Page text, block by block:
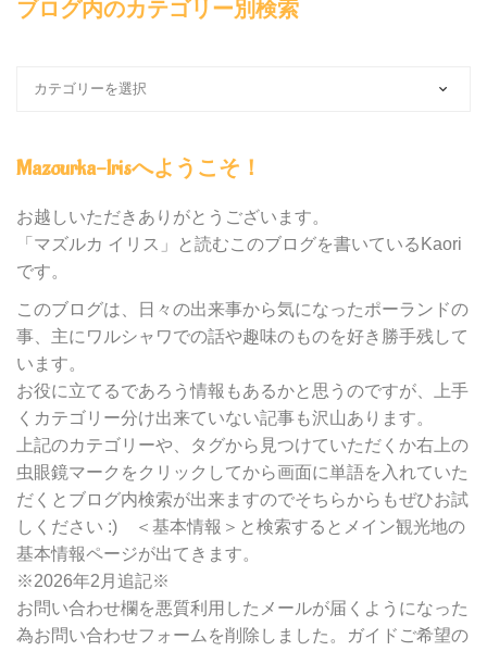
ブログ内のカテゴリー別検索
の
テ
ゴ
ー
別
検
索
Mazourka-Irisへようこそ！
お越しいただきありがとうございます。
「マズルカ イリス」と読むこのブログを書いているKaori
です。
このブログは、日々の出来事から気になったポーランドの
事、主にワルシャワでの話や趣味のものを好き勝手残して
います。
お役に立てるであろう情報もあるかと思うのですが、上手
くカテゴリー分け出来ていない記事も沢山あります。
上記のカテゴリーや、タグから見つけていただくか右上の
虫眼鏡マークをクリックしてから画面に単語を入れていた
だくとブログ内検索が出来ますのでそちらからもぜひお試
しください :) ＜基本情報＞と検索するとメイン観光地の
基本情報ページが出てきます。
※2026年2月追記※
お問い合わせ欄を悪質利用したメールが届くようになった
為お問い合わせフォームを削除しました。ガイドご希望の